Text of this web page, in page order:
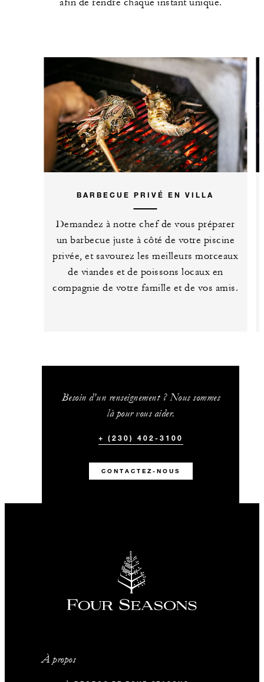
BARBECUE PRIVÉ EN VILLA
Demandez à notre chef de vous préparer
un barbecue juste à côté de votre piscine
privée, et savourez les meilleurs morceaux
de viandes et de poissons locaux en
compagnie de votre famille et de vos amis.
Besoin d’un renseignement ? Nous sommes
là pour vous aider.
+ (230) 402-3100
CONTACTEZ-NOUS
À propos